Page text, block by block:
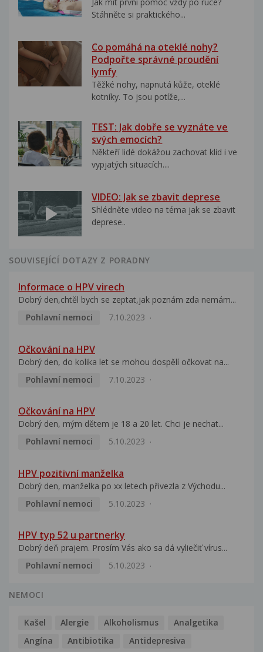
Stáhněte si praktického...
Co pomáhá na oteklé nohy?
Podpořte správné proudění
lymfy
Těžké nohy, napnutá kůže, oteklé
kotníky. To jsou potíže,...
TEST: Jak dobře se vyznáte ve
svých emocích?
Někteří lidé dokážou zachovat klid i ve
vypjatých situacích....
VIDEO: Jak se zbavit deprese
Shlédněte video na téma jak se zbavit
deprese..
SOUVISEJÍCÍ DOTAZY Z PORADNY
Informace o HPV virech
Dobrý den,chtěl bych se zeptat,jak poznám zda nemám...
Pohlavní nemoci
7.10.2023
Očkování na HPV
Dobrý den, do kolika let se mohou dospělí očkovat na...
Pohlavní nemoci
7.10.2023
Očkování na HPV
Dobrý den, mým dětem je 18 a 20 let. Chci je nechat...
Pohlavní nemoci
5.10.2023
HPV pozitivní manželka
Dobrý den, manželka po xx letech přivezla z Východu...
Pohlavní nemoci
5.10.2023
HPV typ 52 u partnerky
Dobrý deň prajem. Prosím Vás ako sa dá vyliečiť vírus...
Pohlavní nemoci
5.10.2023
NEMOCI
Kašel Alergie Alkoholismus
Analgetika
Angína
Antibiotika
Antidepresiva